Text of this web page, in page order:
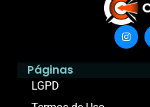
Páginas
LGPD